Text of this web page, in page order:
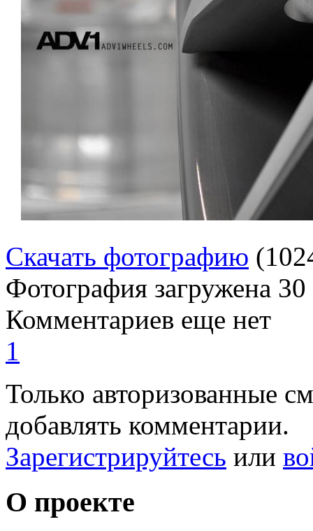
Скачать фотографию
Фотография загружена
Комментариев еще нет
1
Только авторизованные
добавлять комментарии.
Зарегистрируйтесь или
О проекте